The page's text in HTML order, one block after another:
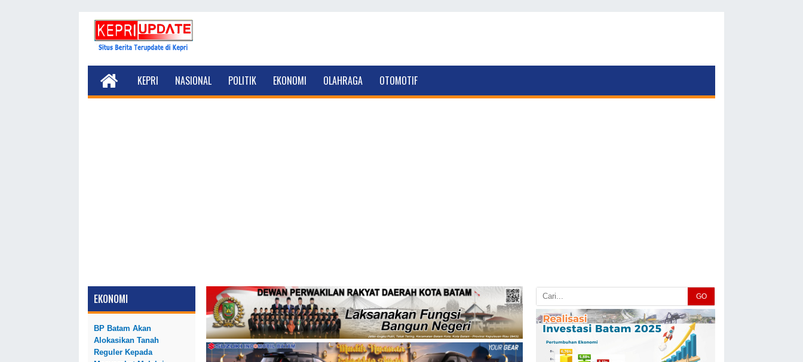
KEPRI NASIONAL POLITIK EKONOMI OLAHRAGA OTOMOTIF
EKONOMI
BP Batam Akan
Alokasikan Tanah
Reguler Kepada
GO